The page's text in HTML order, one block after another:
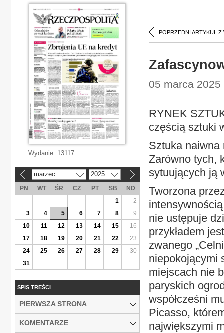
POPRZEDNI ARTYKUŁ Z
05 marca
RYNEK
częścią sztuki
Sztuka naiwna
Zarówno tych,
sytuujących ją
Tworzona
nie ustępuje
przykładem
zwanego
niepokojącymi
miejscach nie
paryskich
współcześni
Picasso,
największymi
Wydanie: 13117
marzec 2025
PN WT ŚR CZ PT SB
ND
1
2
3
4 5 6 7 8
9
10
11 12 13 14 15
16
17
18 19 20 21 22
23
24
25 26 27 28 29
30
31
SPIS TREŚCI
PIERWSZA STRONA
KOMENTARZE